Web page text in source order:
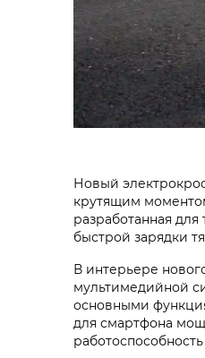
Новый
крутящим
разработанная
быстрой зарядки
В интерьере
мультимедийной
основными
для смартфона